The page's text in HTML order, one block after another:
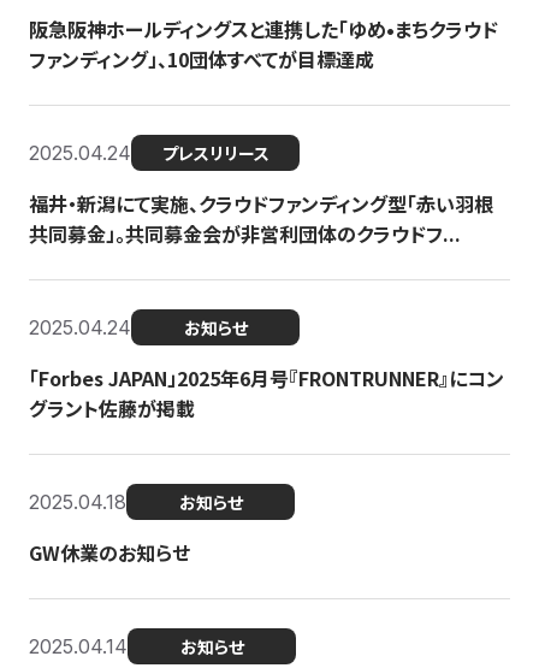
阪急阪神ホールディングスと連携した「ゆめ•まちクラウド
ファンディング」、10団体すべてが目標達成
2025.04.24 プレスリリース
福井・新潟にて実施、クラウドファンディング型「赤い羽根
共同募金」。共同募金会が非営利団体のクラウドフ...
2025.04.24 お知らせ
「Forbes JAPAN」2025年6月号『FRONTRUNNER』にコン
グラント佐藤が掲載
2025.04.18 お知らせ
GW休業のお知らせ
2025.04.14 お知らせ